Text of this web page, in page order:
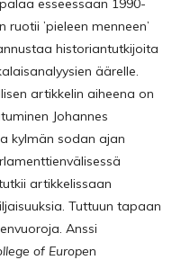
esseessään 1990-
’pieleen menneen’
historiantutkijoita
äärelle.
artikkelin aiheena on
Johannes
kylmän sodan ajan
artikkelissaan
Tuttuun tapaan
Anssi
of Europen